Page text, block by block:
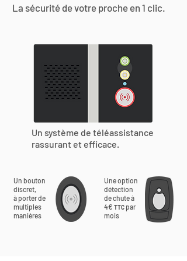
La sécurité de votre proche en 1 clic.
Un système de téléassistance
rassurant et efficace.
Un bouton
discret,
à porter de
multiples
manières
Une option
détection
de chute à
4€ TTC par
mois